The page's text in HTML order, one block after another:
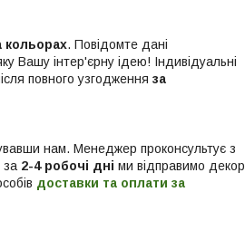
кольорах. Повідомте дані
Вашу інтер'єрну ідею! Індивідуальні
повного узгодження за
нам. Менеджер проконсультує з
за 2-4 робочі дні ми відправимо декор
доставки та оплати за